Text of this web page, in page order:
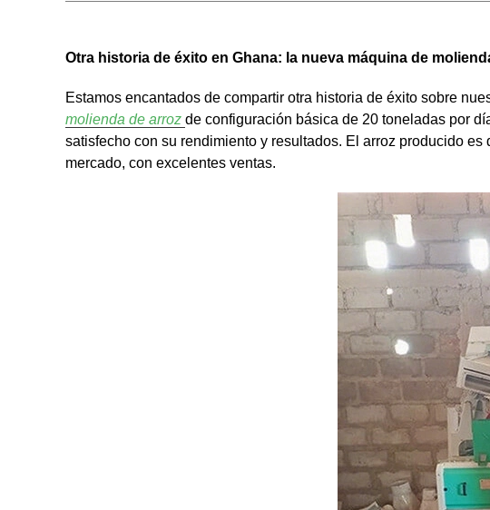
Otra historia de éxito en Ghana: la nueva máquina de
Estamos encantados de compartir otra historia de éxito sobre
molienda de arroz de configuración básica de 20 toneladas por
satisfecho con su rendimiento y resultados. El arroz producido
mercado, con excelentes ventas.